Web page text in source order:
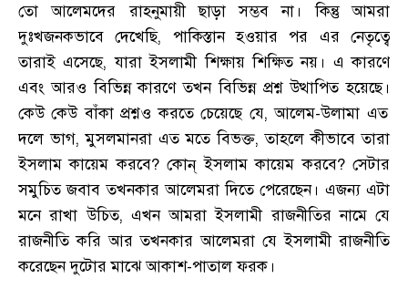
তো আলেমদের রাহনুমায়ী ছাড়া সম্ভব না ।
কিন্তু আমরা
দুঃখজনকভাবে দেখেছি, পাকিস্তান হওয়ার পর এর নেতৃত্বে
তারাই এসেছে,যারা ইসলামী শিক্ষায় শিক্ষিত নয় । এ কারণে
এবং আরও বিভিন্ন কারণে তখন বিভিন্ন প্রশ্ন উত্থাপিত হয়েছে।
কেউ কেউ বাঁকা প্রশ্নও করতে চেয়েছে যে,আলেম-উলামা এত
দলে ভাগ,মুসলমানরা এত মতে বিভক্ত,তাহলে কীভাবে তারা
ইসলাম কায়েম করবে?কোন্ ইসলাম কায়েম করবে?সেটার
সমুচিত জবাব তখনকার আলেমরা দিতে পেরেছেন। এজন্য এটা
মনে রাখা উচিত, এখন আমরা ইসলামী রাজনীতির নামে যে
রাজনীতি করি আর তখনকার আলেমরা যে ইসলামী রাজনীতি
করেছেন দুটোর মাঝে আকাশ-পাতাল ফরক ।